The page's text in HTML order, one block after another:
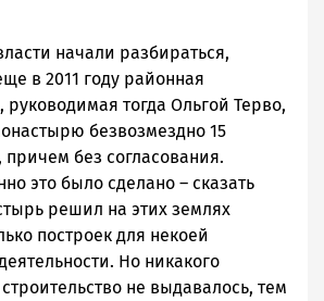
начали разбираться,
в 2011 году районная
тогда Ольгой Терво,
безвозмездно 15
причем без согласования.
это было сделано – сказать
решил на этих землях
построек для некоей
Но никакого
не выдавалось, тем